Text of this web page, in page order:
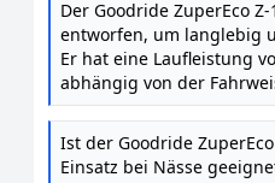
Der Goodride ZuperEco
entworfen, um langlebig
Er hat eine Laufleistung
abhängig von der
Ist der Goodride
Einsatz bei Nässe